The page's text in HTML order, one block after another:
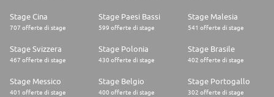
Stage Cina
707 offerte di stage
Stage Paesi Bassi
599 offerte di stage
Stage Malesia
541 offerte di stage
Stage Svizzera
467 offerte di stage
Stage Polonia
430 offerte di stage
Stage Brasile
402 offerte di stage
Stage Messico
401 offerte di stage
Stage Belgio
400 offerte di stage
Stage Portogallo
302 offerte di stage